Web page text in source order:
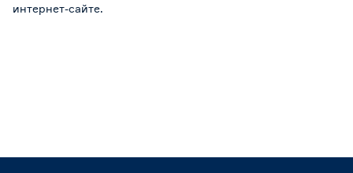
интернет-сайте.